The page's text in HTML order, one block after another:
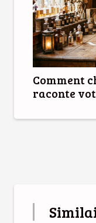
Comment
raconte